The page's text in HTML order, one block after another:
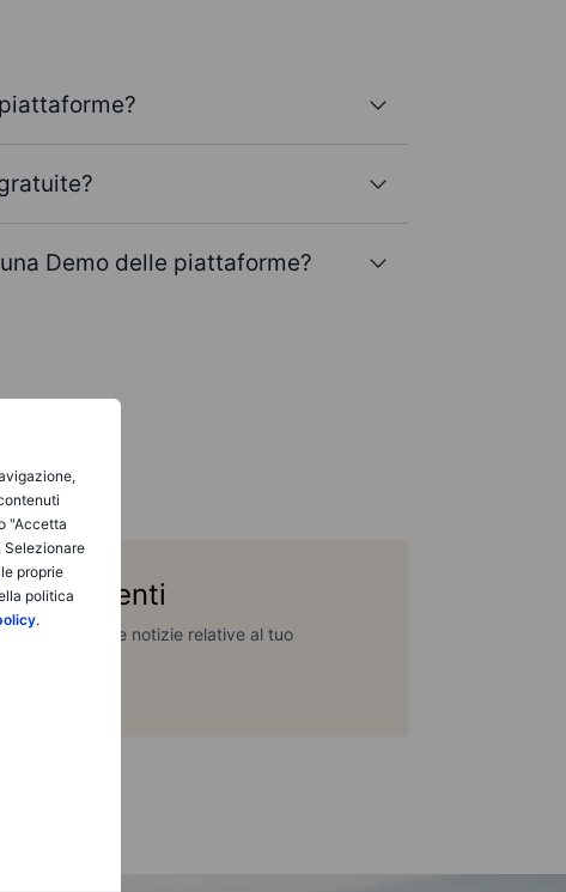
"Accetta
Selezionare
proprie
politica
.
Demo delle piattaforme?
approfondite e notizie relative al tuo